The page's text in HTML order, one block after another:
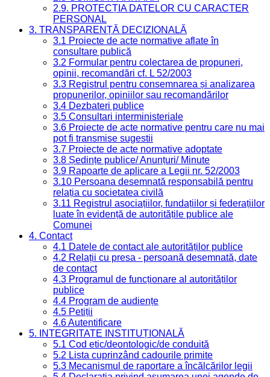
2.9. PROTECȚIA DATELOR CU CARACTER
PERSONAL
3. TRANSPARENȚĂ DECIZIONALĂ
3.1 Proiecte de acte normative aflate în
consultare publică
3.2 Formular pentru colectarea de propuneri,
opinii, recomandări cf. L 52/2003
3.3 Registrul pentru consemnarea și analizarea
propunerilor, opiniilor sau recomandărilor
3.4 Dezbateri publice
3.5 Consultari interministeriale
3.6 Proiecte de acte normative pentru care nu mai
pot fi transmise sugestii
3.7 Proiecte de acte normative adoptate
3.8 Ședințe publice/ Anunțuri/ Minute
3.9 Rapoarte de aplicare a Legii nr. 52/2003
3.10 Persoana desemnată responsabilă pentru
relația cu societatea civilă
3.11 Registrul asociațiilor, fundațiilor și federațiilor
luate în evidență de autoritățile publice ale
Comunei
4. Contact
4.1 Datele de contact ale autorităților publice
4.2 Relații cu presa - persoană desemnată, date
de contact
4.3 Programul de funcționare al autorităților
publice
4.4 Program de audiențe
4.5 Petiții
4.6 Autentificare
5. INTEGRITATE INSTITUȚIONALĂ
5.1 Cod etic/deontologic/de conduită
5.2 Lista cuprinzând cadourile primite
5.3 Mecanismul de raportare a încălcărilor legii